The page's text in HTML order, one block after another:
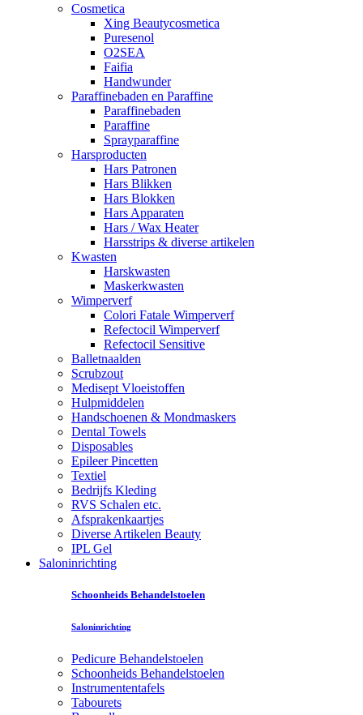
Cosmetica
Xing Beautycosmetica
Puresenol
O2SEA
Faifia
Handwunder
Paraffinebaden en Paraffine
Paraffinebaden
Paraffine
Sprayparaffine
Harsproducten
Hars Patronen
Hars Blikken
Hars Blokken
Hars Apparaten
Hars / Wax Heater
Harsstrips & diverse artikelen
Kwasten
Harskwasten
Maskerkwasten
Wimperverf
Colori Fatale Wimperverf
Refectocil Wimperverf
Refectocil Sensitive
Balletnaalden
Scrubzout
Medisept Vloeistoffen
Hulpmiddelen
Handschoenen & Mondmaskers
Dental Towels
Disposables
Epileer Pincetten
Textiel
Bedrijfs Kleding
RVS Schalen etc.
Afsprakenkaartjes
Diverse Artikelen Beauty
IPL Gel
Saloninrichting
Schoonheids Behandelstoelen
Saloninrichting
Pedicure Behandelstoelen
Schoonheids Behandelstoelen
Instrumententafels
Tabourets